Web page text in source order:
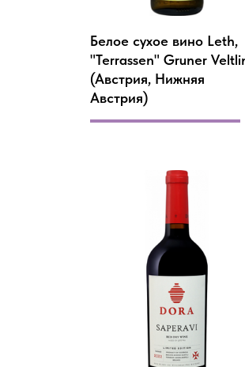
Белое сухое вино Leth,
"Terrassen" Gruner
(Австрия, Нижняя
Австрия)